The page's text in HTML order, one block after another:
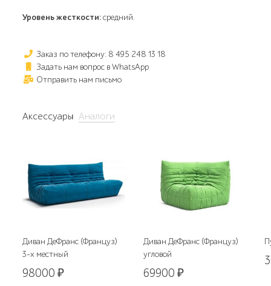
Уровень жесткости:средний.
Заказ по телефону: 8 495 248 13 18
Задать нам вопрос в WhatsApp
Отправить нам письмо
Аксессуары Аналоги
Диван ДеФранс (Француз)
3-х местный
98000₽
Диван ДеФранс (Француз)
угловой
69900₽